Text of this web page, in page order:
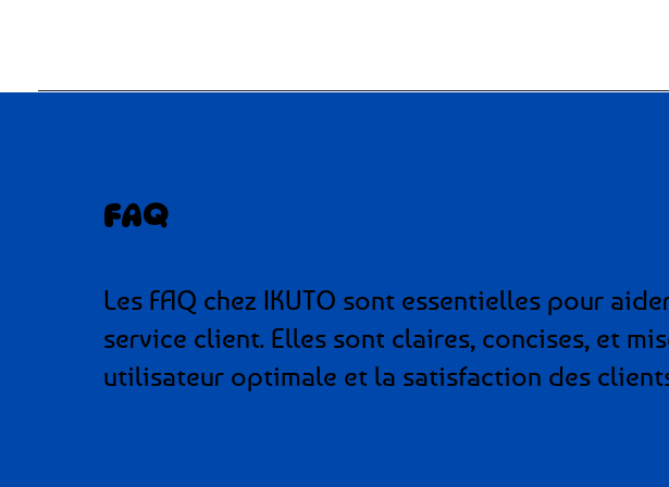
FAQ
Les FAQ chez IKUTO sont essentielles pour
service client. Elles sont claires, concises, et
utilisateur optimale et la satisfaction des